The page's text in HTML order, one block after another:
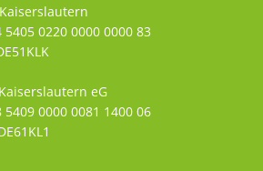
5405 0220 0000 0000 83
eG
5409 0000 0081 1400 06